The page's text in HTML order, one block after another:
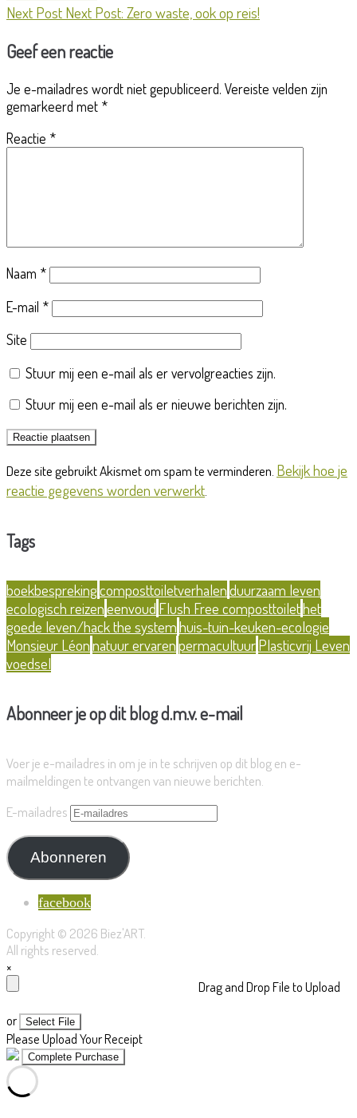
Next Post Next Post: Zero waste, ook op reis!
Geef een reactie
Je e-mailadres wordt niet gepubliceerd. Vereiste velden zijn
gemarkeerd met *
Reactie *
Naam *
E-mail *
Site
Stuur mij een e-mail als er vervolgreacties zijn.
Stuur mij een e-mail als er nieuwe berichten zijn.
Deze site gebruikt Akismet om spam te verminderen. Bekijk hoe je
reactie gegevens worden verwerkt
Tags
boekbesprekingcomposttoiletverhalenduurzaam leven
ecologisch reizeneenvoud Flush Free composttoilethet
goede leven/hack the systemhuis-tuin-keuken-ecologie
Monsieur Léonnatuur ervarenpermacultuurPlasticvrij Leven
voedsel
Abonneer je op dit blog d.m.v. e-mail
Voer je e-mailadres in om je in te schrijven op dit blog en e-
mailmeldingen te ontvangen van nieuwe berichten.
E-mailadres
Abonneren
facebook
Copyright © 2026 Biez'ART.
All rights reserved.
×
Drag and Drop File to Upload
or
Select File
Please Upload Your Receipt